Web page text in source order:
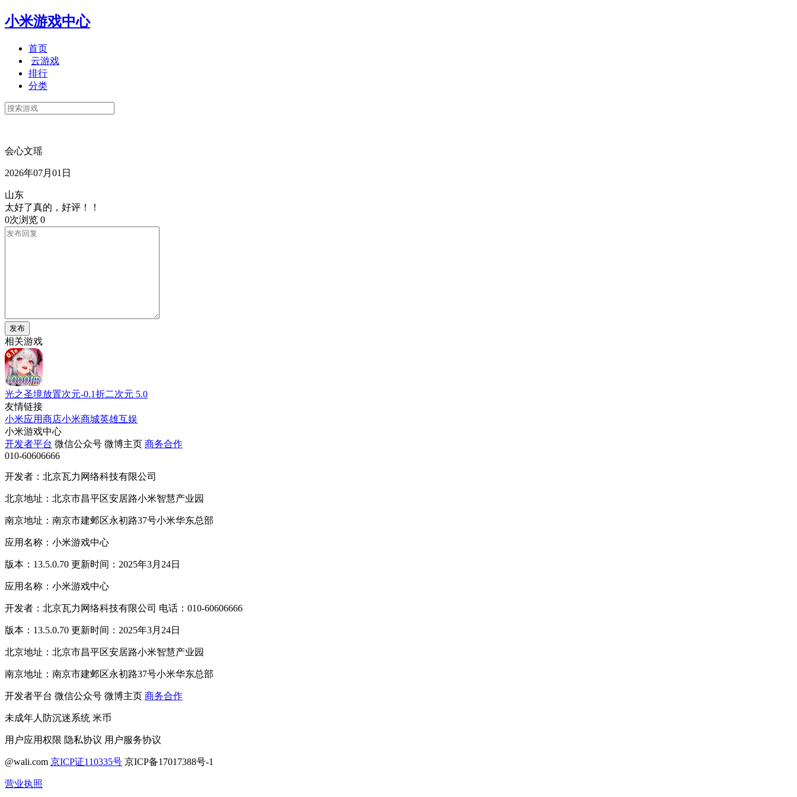
小米游戏中心
首页
云游戏
排行
分类
会心文瑶
2026年07月01日
山东
太好了真的，好评！！
0次浏览 0
发布
相关游戏
光之圣境放置次元-0.1折二次元 5.0
友情链接
小米应用商店小米商城英雄互娱
小米游戏中心
开发者平台 微信公众号 微博主页 商务合作
010-60606666
开发者：北京瓦力网络科技有限公司
北京地址：北京市昌平区安居路小米智慧产业园
南京地址：南京市建邺区永初路37号小米华东总部
应用名称：小米游戏中心
版本：13.5.0.70 更新时间：2025年3月24日
应用名称：小米游戏中心
开发者：北京瓦力网络科技有限公司 电话：010-60606666
版本：13.5.0.70 更新时间：2025年3月24日
北京地址：北京市昌平区安居路小米智慧产业园
南京地址：南京市建邺区永初路37号小米华东总部
开发者平台 微信公众号 微博主页 商务合作
未成年人防沉迷系统 米币
用户应用权限 隐私协议 用户服务协议
@wali.com 京ICP证110335号 京ICP备17017388号-1
营业执照